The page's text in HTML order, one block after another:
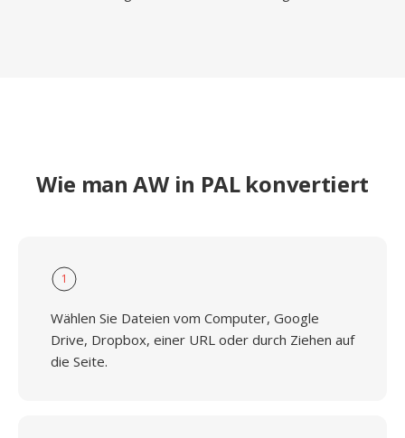
Wie man AW in PAL konvertiert
1
Wählen Sie Dateien vom Computer, Google
Drive, Dropbox, einer URL oder durch Ziehen auf
die Seite.